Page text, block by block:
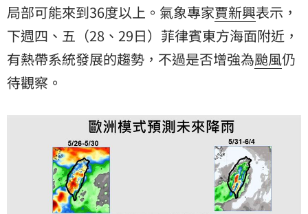
局部可能來到36度以上。氣象專家賈新興表示，
下週四、五（28、29日）菲律賓東方海面附近，
有熱帶系統發展的趨勢，不過是否增強為颱風仍
待觀察。